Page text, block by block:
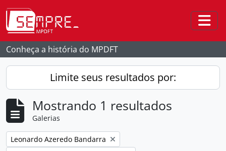
Skip to main content
Conheça a história do MPDFT
Limite seus resultados por:
Mostrando 1 resultados
Galerias
Remover filtro:
Leonardo Azeredo Bandarra